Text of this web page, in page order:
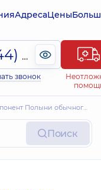
АдресаЦены
(044) 495-2-888
звонок
обычного nArt v3, LTP, IgE (w233)
Поиск